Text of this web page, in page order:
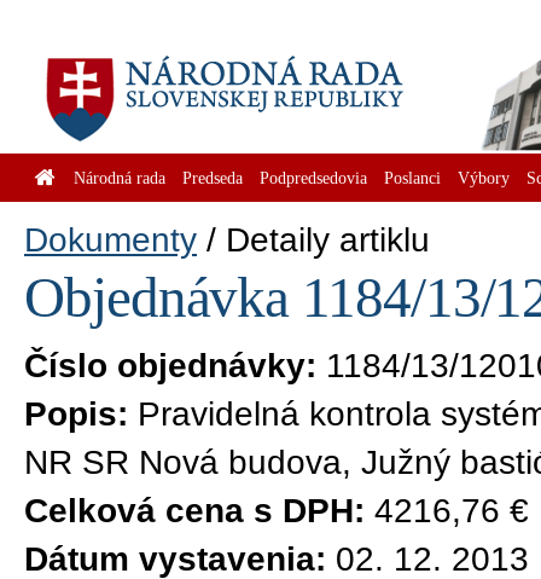
Národná rada Predseda Podpredsedovia Poslanci Výbory
Dokumenty Detaily artiklu
Objednávka 1184/13/
Číslo objednávky: 1184/13/
Popis: Pravidelná kontrola
NR SR Nová budova, Južný
Celková cena s DPH: 4216,76 €
Dátum vystavenia: 02. 12. 2013